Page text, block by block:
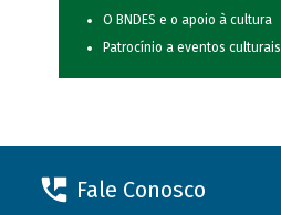
O BNDES e o apoio à cultura
Patrocínio a eventos culturais
Fale Conosco